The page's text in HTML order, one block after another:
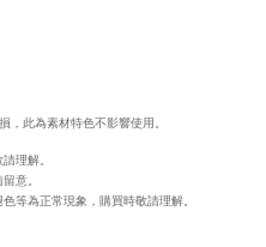
，此為素材特色不影響使用。
理解。
意。
等為正常現象，購買時敬請理解。